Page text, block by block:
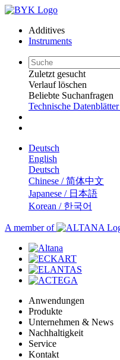
Additives
Instruments
Zuletzt gesucht
Verlauf löschen
Beliebte Suchanfragen
Technische Datenblätter
Deutsch
English
Deutsch
Chinese / 简体中文
Japanese / 日本語
Korean / 한국어
A member of
Anwendungen
Produkte
Unternehmen & News
Nachhaltigkeit
Service
Kontakt